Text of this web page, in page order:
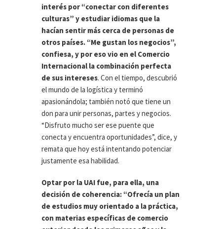
interés por “conectar con diferentes
culturas” y estudiar idiomas que la
hacían sentir más cerca de personas de
otros países. “Me gustan los negocios”,
confiesa, y por eso vio en el Comercio
Internacional la combinación perfecta
de sus intereses. Con el tiempo, descubrió
el mundo de la logística y terminó
apasionándola; también notó que tiene un
don para unir personas, partes y negocios.
“Disfruto mucho ser ese puente que
conecta y encuentra oportunidades”, dice, y
remata que hoy está intentando potenciar
justamente esa habilidad.
Optar por la UAI fue, para ella, una
decisión de coherencia: “Ofrecía un plan
de estudios muy orientado a la práctica,
con materias específicas de comercio